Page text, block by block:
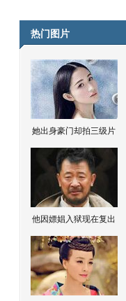
热门图片
她出身豪门却拍三级片
他因嫖娼入狱现在复出